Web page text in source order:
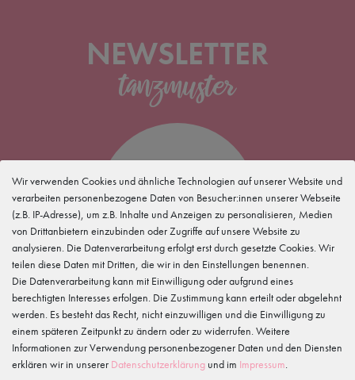
NEWSLETTER
5 %
für Deine
Newsletteranmeldung
Wir verwenden Cookies und ähnliche Technologien auf unserer Website und
verarbeiten personenbezogene Daten von Besucher:innen unserer Webseite
(z.B. IP-Adresse), um z.B. Inhalte und Anzeigen zu personalisieren, Medien
von Drittanbietern einzubinden oder Zugriffe auf unsere Website zu
analysieren. Die Datenverarbeitung erfolgt erst durch gesetzte Cookies. Wir
teilen diese Daten mit Dritten, die wir in den Einstellungen benennen.
Die Datenverarbeitung kann mit Einwilligung oder aufgrund eines
berechtigten Interesses erfolgen. Die Zustimmung kann erteilt oder abgelehnt
werden. Es besteht das Recht, nicht einzuwilligen und die Einwilligung zu
einem späteren Zeitpunkt zu ändern oder zu widerrufen. Weitere
Informationen zur Verwendung personenbezogener Daten und den Diensten
erklären wir in unserer Daten­schutz­erklärung und im Impressum.